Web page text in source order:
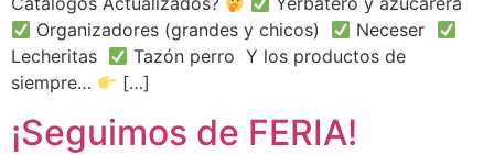
Organizadores (grandes y chicos)
Neceser
Lecheritas
Tazón perro Y los productos de
siempre…
[…]
¡Seguimos de FERIA!